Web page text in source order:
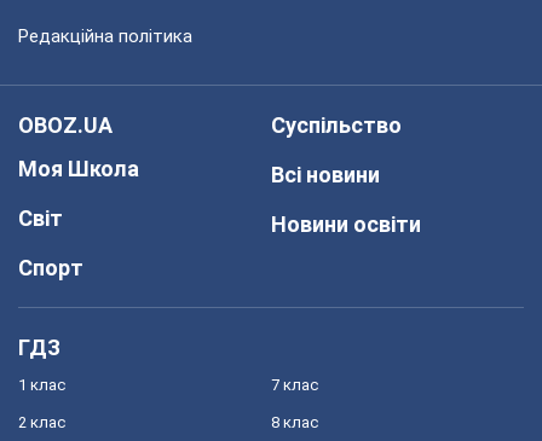
Редакційна політика
OBOZ.UA
Моя Школа
Світ
Спорт
Суспільство
Всі новини
Новини освіти
ГДЗ
1 клас
2 клас
7 клас
8 клас